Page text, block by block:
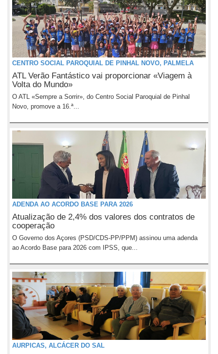
CENTRO SOCIAL PAROQUIAL DE PINHAL NOVO, PALMELA
ATL Verão Fantástico vai proporcionar «Viagem à
Volta do Mundo»
O ATL «Sempre a Sorrir», do Centro Social Paroquial de Pinhal
Novo, promove a 16.ª...
ADENDA AO ACORDO BASE PARA 2026
Atualização de 2,4% dos valores dos contratos de
cooperação
O Governo dos Açores (PSD/CDS-PP/PPM) assinou uma adenda
ao Acordo Base para 2026 com IPSS, que...
AURPICAS, ALCÁCER DO SAL